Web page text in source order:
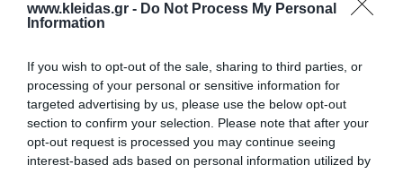
www.kleidas.gr - Do Not Process My Personal
Information
If you wish to opt-out of the sale, sharing to third parties, or
processing of your personal or sensitive information for
targeted advertising by us, please use the below opt-out
section to confirm your selection. Please note that after your
opt-out request is processed you may continue seeing
interest-based ads based on personal information utilized by
υλικών (BPA-free & μη τοξικά).
ΚΩΔΙΚΟΣ ΠΡΟΪΟΝΤΟΣ:BN9010Y
Κατασκευαστής: KING KIDS